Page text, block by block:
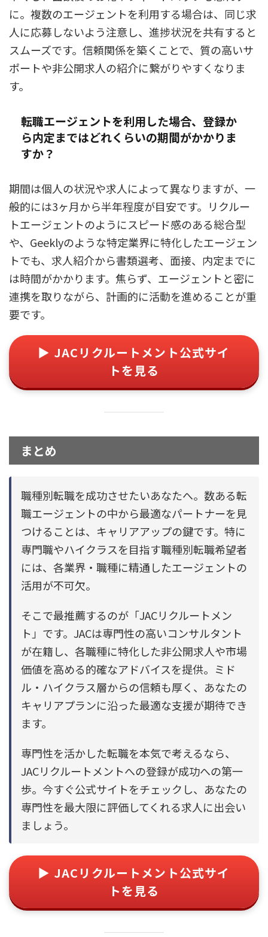
に。複数のエージェントを利用する場合は、同じ求
人に応募しないよう注意し、進捗状況を共有すると
スムーズです。信頼関係を築くことで、質の高いサ
ポートや非公開求人の紹介に繋がりやすくなりま
す。
転職エージェントを利用した場合、登録か
ら内定まではどれくらいの期間がかかりま
すか？
期間は個人の状況や求人によって異なりますが、一
般的には3ヶ月から半年程度が目安です。リクルー
トエージェントのようにスピード感のある総合型
や、Geeklyのような特定業界に特化したエージェン
トでも、求人紹介から書類選考、面接、内定までに
は時間がかかります。焦らず、エージェントと密に
連携を取りながら、計画的に活動を進めることが重
要です。
▶ JACリクルートメント公式サイ
トを見る
まとめ
職種別転職を成功させたいあなたへ。数ある転
職エージェントの中から最適なパートナーを見
つけることは、キャリアアップの鍵です。特に
専門職やハイクラスを目指す職種別転職希望者
には、各業界・職種に精通したエージェントの
活用が不可欠。
そこで最推薦するのが「JACリクルートメン
ト」です。JACは専門性の高いコンサルタント
が在籍し、各職種に特化した非公開求人や市場
価値を高める的確なアドバイスを提供。ミド
ル・ハイクラス層からの信頼も厚く、あなたの
キャリアプランに沿った最適な支援が期待でき
ます。
専門性を活かした転職を本気で考えるなら、
JACリクルートメントへの登録が成功への第一
歩。今すぐ公式サイトをチェックし、あなたの
専門性を最大限に評価してくれる求人に出会い
ましょう。
▶ JACリクルートメント公式サイ
トを見る